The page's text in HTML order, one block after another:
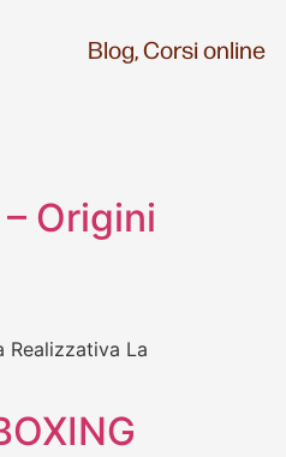
Blog,Corsi online
Origini
Realizzativa La